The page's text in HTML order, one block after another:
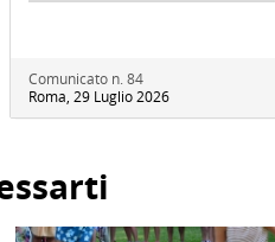
Comunicato n. 84
Roma, 29 Luglio 2026